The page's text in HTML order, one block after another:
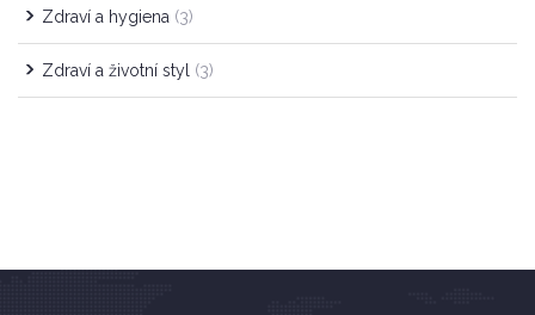
Zdraví a hygiena (3)
Zdraví a životní styl (3)